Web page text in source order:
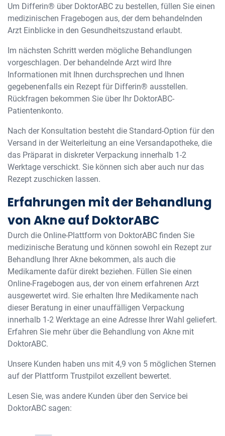
Um Differin® über DoktorABC zu bestellen, füllen Sie einen
medizinischen Fragebogen aus, der dem behandelnden
Arzt Einblicke in den Gesundheitszustand erlaubt.
Im nächsten Schritt werden mögliche Behandlungen
vorgeschlagen. Der behandelnde Arzt wird Ihre
Informationen mit Ihnen durchsprechen und Ihnen
gegebenenfalls ein Rezept für Differin® ausstellen.
Rückfragen bekommen Sie über Ihr DoktorABC-
Patientenkonto.
Nach der Konsultation besteht die Standard-Option für den
Versand in der Weiterleitung an eine Versandapotheke, die
das Präparat in diskreter Verpackung innerhalb 1-2
Werktage verschickt. Sie können sich aber auch nur das
Rezept zuschicken lassen.
Erfahrungen mit der Behandlung
von Akne auf DoktorABC
Durch die Online-Plattform von DoktorABC finden Sie
medizinische Beratung und können sowohl ein Rezept zur
Behandlung Ihrer Akne bekommen, als auch die
Medikamente dafür direkt beziehen. Füllen Sie einen
Online-Fragebogen aus, der von einem erfahrenen Arzt
ausgewertet wird. Sie erhalten Ihre Medikamente nach
dieser Beratung in einer unauffälligen Verpackung
innerhalb 1-2 Werktage an eine Adresse Ihrer Wahl geliefert.
Erfahren Sie mehr über die Behandlung von Akne mit
DoktorABC.
Unsere Kunden haben uns mit 4,9 von 5 möglichen Sternen
auf der Plattform Trustpilot exzellent bewertet.
Lesen Sie, was andere Kunden über den Service bei
DoktorABC sagen: